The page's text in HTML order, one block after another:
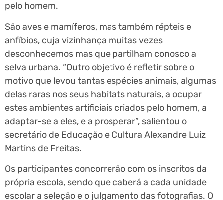
pelo homem.
São aves e mamíferos, mas também répteis e
anfíbios, cuja vizinhança muitas vezes
desconhecemos mas que partilham conosco a
selva urbana. “Outro objetivo é refletir sobre o
motivo que levou tantas espécies animais, algumas
delas raras nos seus habitats naturais, a ocupar
estes ambientes artificiais criados pelo homem, a
adaptar-se a eles, e a prosperar”, salientou o
secretário de Educação e Cultura Alexandre Luiz
Martins de Freitas.
Os participantes concorrerão com os inscritos da
própria escola, sendo que caberá a cada unidade
escolar a seleção e o julgamento das fotografias. O